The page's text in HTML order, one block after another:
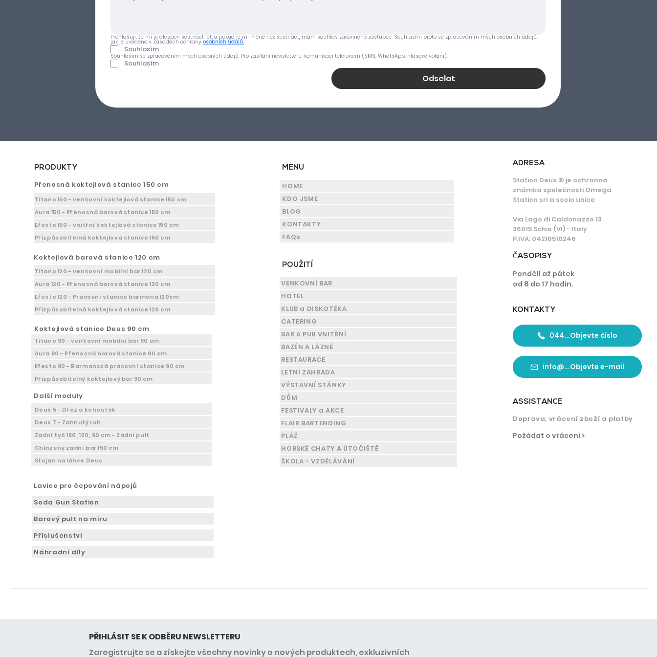
Prohlašuji, že mi je alespoň šestnáct let, a pokud je mi méně než šestnáct, mám souhlas zákonného zástupce. Souhlasím proto se zpracováním mých osobních údajů,
jak je uvedeno v Zásadách ochrany osobních údajů.
Souhlasím
Souhlasím se zpracováním mých osobních údajů. Pro zasílání newsletteru, komunikaci telefonem (SMS, WhatsApp, hlasové volání).
Souhlasím
Odselat
PRODUKTY
Přenosná koktejlová stanice 150 cm
Titano 150 - venkovní koktejlová stanice 150 cm
Aura 150 - Přenosná barová stanice 150 cm
Efesto 150 - vnitřní koktejlová stanice 150 cm
Přizpůsobitelná koktejlová stanice 150 cm
Koktejlová barová stanice 120 cm
Titano 120 - venkovní mobilní bar 120 cm
Aura 120 - Přenosná barová stanice 120 cm
Efesto 120 - Pracovní stanice barmana 120cm
Přizpůsobitelná koktejlová stanice 120 cm
Koktejlová stanice Deus 90 cm
Titano 90 - venkovní mobilní bar 90 cm
Aura 90 - Přenosná barová stanice 90 cm
Efesto 90 - Barmanská pracovní stanice 90 cm
Přizpůsobitelný koktejlový bar 90 cm
Další moduly
Deus 5 - Dřez a kohoutek
Deus 7 - Zahnutý roh
Zadní tyč 150, 120, 90 cm - Zadní pult
Chlazený zadní bar 150 cm
Stojan na láhve Deus
Lavice pro čepování nápojů
Soda Gun Station
Barový pult na míru
Příslušenství
Náhradní díly
MENU
HOME
KDO JSME
BLOG
KONTAKTY
FAQs
POUŽITÍ
VENKOVNÍ BAR
HOTEL
KLUB a DISKOTÉKA
CATERING
BAR A PUB VNITŘNÍ
BAZÉN A LÁZNĚ
RESTAURACE
LETNÍ ZAHRADA
VÝSTAVNÍ STÁNKY
DŮM
FESTIVALY a AKCE
FLAIR BARTENDING
PLÁŽ
HORSKÉ CHATY A ÚTOČIŠTĚ
ŠKOLA - VZDĚLÁVÁNÍ
ADRESA
Station Deus ® je ochranná
známka společnosti Omega
Station srl a socio unico
Via Lago di Caldonazzo 13
36015 Schio (VI) - Italy
P.IVA: 04210510246
ČASOPISY
Pondělí až pátek
od 8 do 17 hodin.
KONTAKTY
044...Objevte číslo
info@...Objevte e-mail
ASSISTANCE
Doprava, vrácení zboží a platby
Požádat o vrácení >
PŘIHLÁSIT SE K ODBĚRU NEWSLETTERU
Zaregistrujte se a získejte všechny novinky o nových produktech, exkluzivních